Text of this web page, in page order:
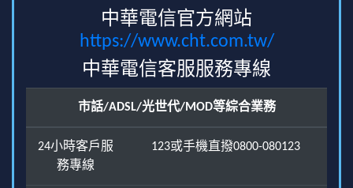
中華電信官方網站
https://www.cht.com.tw/
中華電信客服服務專線
市話/ADSL/光世代/MOD等綜合業務
24小時客戶服
務專線
123或手機直撥0800-080123